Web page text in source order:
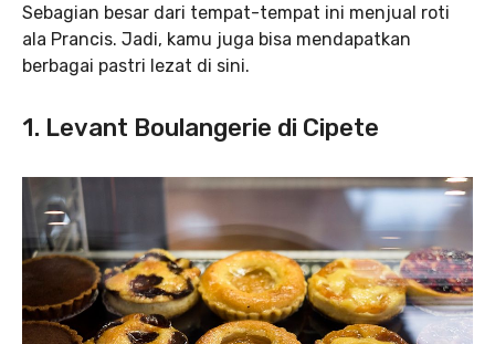
Sebagian besar dari tempat-tempat ini menjual roti
ala Prancis. Jadi, kamu juga bisa mendapatkan
berbagai pastri lezat di sini.
1. Levant Boulangerie di Cipete